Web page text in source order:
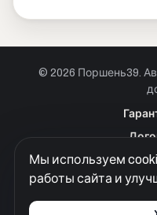
© 2026 Поршень39.
Политика
Мы используем
работы сайта и
+7
+7